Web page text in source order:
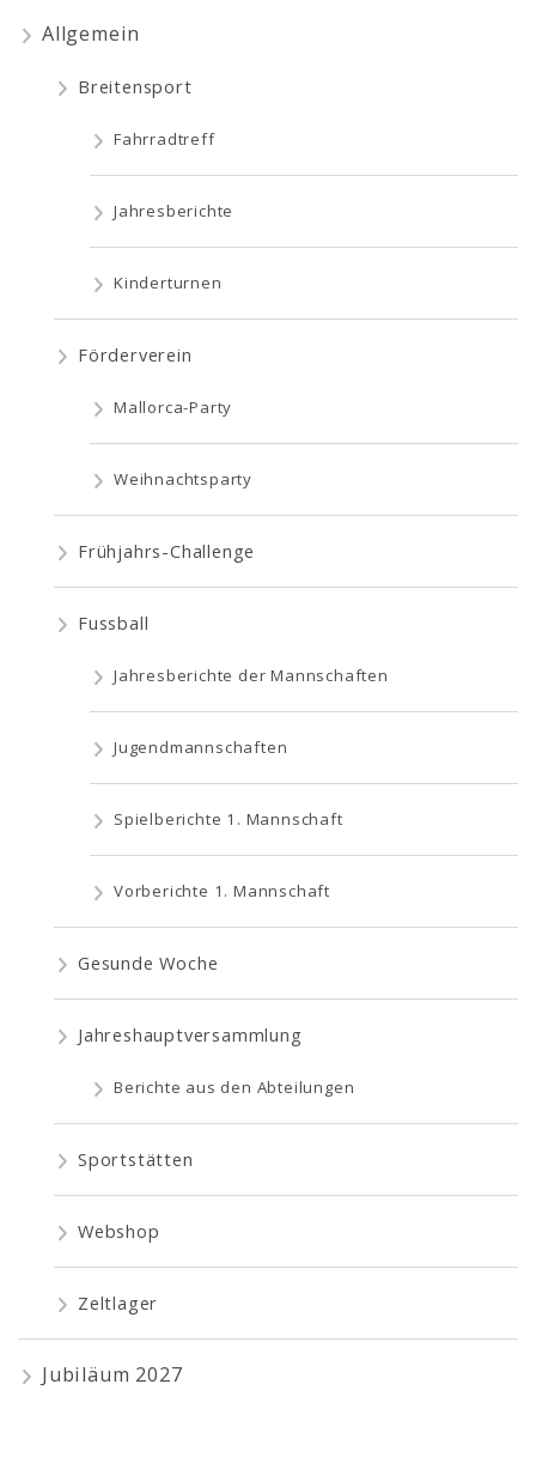
Allgemein
Breitensport
Fahrradtreff
Jahresberichte
Kinderturnen
Förderverein
Mallorca-Party
Weihnachtsparty
Frühjahrs-Challenge
Fussball
Jahresberichte der Mannschaften
Jugendmannschaften
Spielberichte 1. Mannschaft
Vorberichte 1. Mannschaft
Gesunde Woche
Jahreshauptversammlung
Berichte aus den Abteilungen
Sportstätten
Webshop
Zeltlager
Jubiläum 2027